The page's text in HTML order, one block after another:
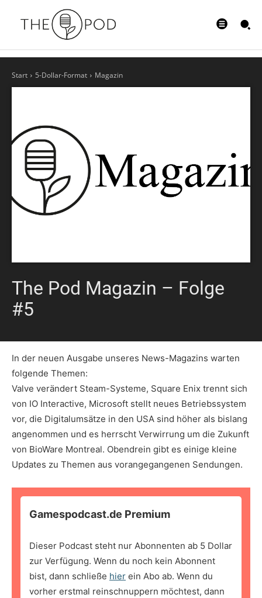
Start 5-Dollar-Format Magazin
The Pod Magazin – Folge
#5
In der neuen Ausgabe unseres News-Magazins warten
folgende Themen:
Valve verändert Steam-Systeme, Square Enix trennt sich
von IO Interactive, Microsoft stellt neues Betriebssystem
vor, die Digitalumsätze in den USA sind höher als bislang
angenommen und es herrscht Verwirrung um die Zukunft
von BioWare Montreal. Obendrein gibt es einige kleine
Updates zu Themen aus vorangegangenen Sendungen.
Gamespodcast.de Premium
Dieser Podcast steht nur Abonnenten ab 5 Dollar
zur Verfügung. Wenn du noch kein Abonnent
bist, dann schließe hier ein Abo ab. Wenn du
vorher erstmal reinschnuppern möchtest, dann